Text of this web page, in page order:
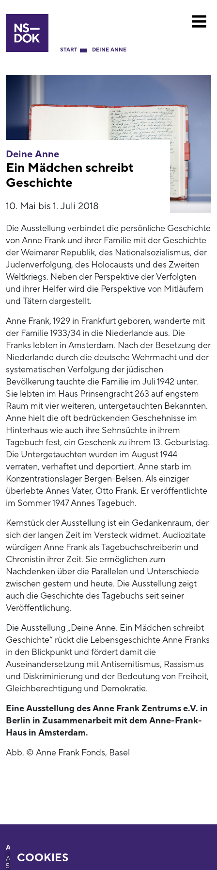
COOKIES
START DEINE ANNE
Deine Anne
Ein Mädchen schreibt
Geschichte
10. Mai bis 1. Juli 2018
Die Ausstellung verbindet die persönliche Geschichte
von Anne Frank und ihrer Familie mit der Geschichte
der Weimarer Republik, des Nationalsozialismus, der
Judenverfolgung, des Holocausts und des Zweiten
Weltkriegs. Neben der Perspektive der Verfolgten
und ihrer Helfer wird die Perspektive von Mitläufern
und Tätern dargestellt.
Anne Frank, 1929 in Frankfurt geboren, wanderte mit
der Familie 1933/34 in die Niederlande aus. Die
Franks lebten in Amsterdam. Nach der Besetzung der
Niederlande durch die deutsche Wehrmacht und der
systematischen Verfolgung der jüdischen
Bevölkerung tauchte die Familie im Juli 1942 unter.
Sie lebten im Haus Prinsengracht 263 auf engstem
Raum mit vier weiteren, untergetauchten Bekannten.
Anne hielt die oft bedrückenden Geschehnisse im
Hinterhaus wie auch ihre Sehnsüchte in ihrem
Tagebuch fest, ein Geschenk zu ihrem 13. Geburtstag.
Die Untergetauchten wurden im August 1944
verraten, verhaftet und deportiert. Anne starb im
Konzentrationslager Bergen-Belsen. Als einziger
überlebte Annes Vater, Otto Frank. Er veröffentlichte
im Sommer 1947 Annes Tagebuch.
Kernstück der Ausstellung ist ein Gedankenraum, der
sich der langen Zeit im Versteck widmet. Audiozitate
würdigen Anne Frank als Tagebuchschreiberin und
Chronistin ihrer Zeit. Sie ermöglichen zum
Nachdenken über die Parallelen und Unterschiede
zwischen gestern und heute. Die Ausstellung zeigt
auch die Geschichte des Tagebuchs seit seiner
Veröffentlichung.
Die Ausstellung „Deine Anne. Ein Mädchen schreibt
Geschichte“ rückt die Lebensgeschichte Anne Franks
in den Blickpunkt und fördert damit die
Auseinandersetzung mit Antisemitismus, Rassismus
und Diskriminierung und der Bedeutung von Freiheit,
Gleichberechtigung und Demokratie.
Eine Ausstellung des Anne Frank Zentrums e.V. in
Berlin in Zusammenarbeit mit dem Anne-Frank-
Haus in Amsterdam.
Abb. © Anne Frank Fonds, Basel
Adresse
Appellhofplatz 23-25
50667 Köln